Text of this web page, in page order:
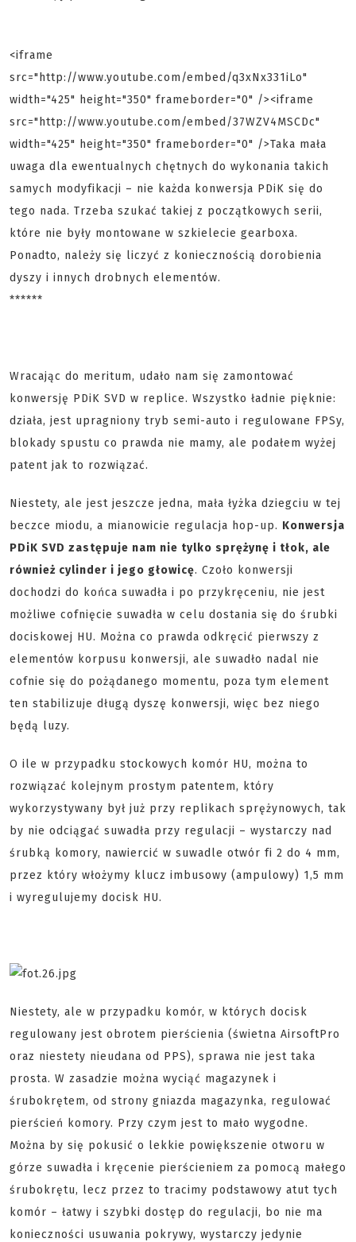
<iframe
src="http://www.youtube.com/embed/q3xNx331iLo"
width="425" height="350" frameborder="0" /><iframe
src="http://www.youtube.com/embed/37WZV4MSCDc"
width="425" height="350" frameborder="0" />Taka mała
uwaga dla ewentualnych chętnych do wykonania takich
samych modyfikacji – nie każda konwersja PDiK się do
tego nada. Trzeba szukać takiej z początkowych serii,
które nie były montowane w szkielecie gearboxa.
Ponadto, należy się liczyć z koniecznością dorobienia
dyszy i innych drobnych elementów.
******
Wracając do meritum, udało nam się zamontować
konwersję PDiK SVD w replice. Wszystko ładnie pięknie:
działa, jest upragniony tryb semi-auto i regulowane FPSy,
blokady spustu co prawda nie mamy, ale podałem wyżej
patent jak to rozwiązać.
Niestety, ale jest jeszcze jedna, mała łyżka dziegciu w tej
beczce miodu, a mianowicie regulacja hop-up. Konwersja
PDiK SVD zastępuje nam nie tylko sprężynę i tłok, ale
również cylinder i jego głowicę. Czoło konwersji
dochodzi do końca suwadła i po przykręceniu, nie jest
możliwe cofnięcie suwadła w celu dostania się do śrubki
dociskowej HU. Można co prawda odkręcić pierwszy z
elementów korpusu konwersji, ale suwadło nadal nie
cofnie się do pożądanego momentu, poza tym element
ten stabilizuje długą dyszę konwersji, więc bez niego
będą luzy.
O ile w przypadku stockowych komór HU, można to
rozwiązać kolejnym prostym patentem, który
wykorzystywany był już przy replikach sprężynowych, tak
by nie odciągać suwadła przy regulacji – wystarczy nad
śrubką komory, nawiercić w suwadle otwór fi 2 do 4 mm,
przez który włożymy klucz imbusowy (ampulowy) 1,5 mm
i wyregulujemy docisk HU.
Niestety, ale w przypadku komór, w których docisk
regulowany jest obrotem pierścienia (świetna AirsoftPro
oraz niestety nieudana od PPS), sprawa nie jest taka
prosta. W zasadzie można wyciąć magazynek i
śrubokrętem, od strony gniazda magazynka, regulować
pierścień komory. Przy czym jest to mało wygodne.
Można by się pokusić o lekkie powiększenie otworu w
górze suwadła i kręcenie pierścieniem za pomocą małego
śrubokrętu, lecz przez to tracimy podstawowy atut tych
komór – łatwy i szybki dostęp do regulacji, bo nie ma
konieczności usuwania pokrywy, wystarczy jedynie